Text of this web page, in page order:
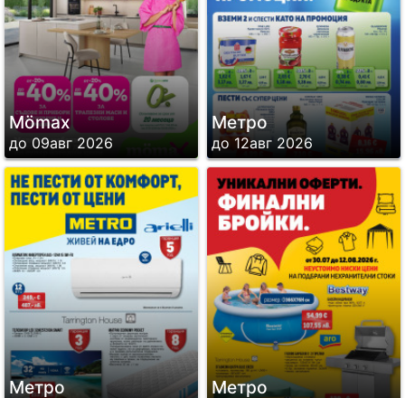
Mömax
до 09авг 2026
Метро
до 12авг 2026
Метро Метро